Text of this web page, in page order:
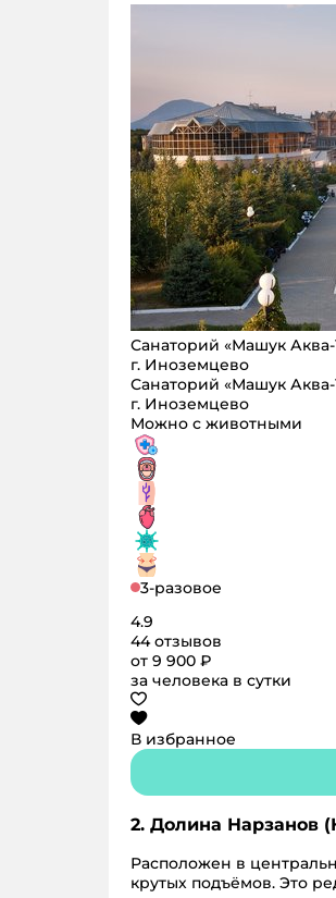
Санаторий «Машук
г. Иноземцево
Санаторий «Машук
г. Иноземцево
Можно с животными
3-разовое
4.9
44 отзывов
от 9 900 ₽
за человека в сутки
В избранное
2. Долина Нарзанов
Расположен в
крутых подъёмов. Это